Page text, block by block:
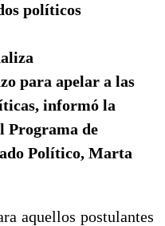
políticos
para apelar a las
informó la
Programa de
Político, Marta
aquellos postulantes